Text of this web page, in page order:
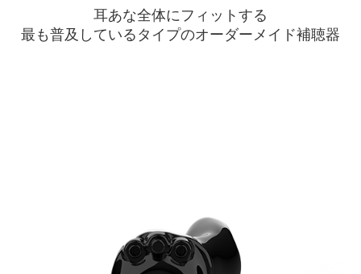
耳あな全体にフィットする
最も普及しているタイプのオーダーメイド補聴器